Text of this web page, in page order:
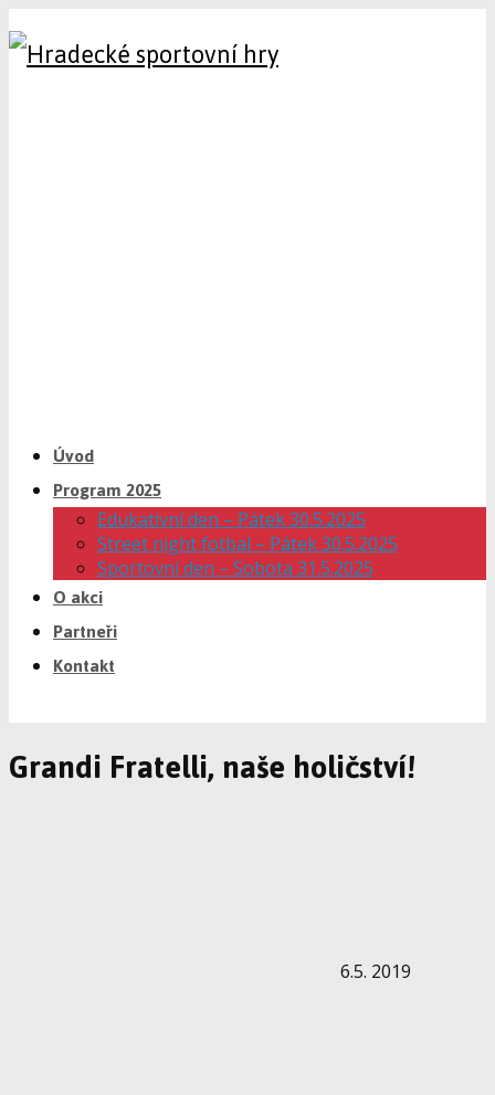
Úvod
Program 2025
Edukativní den – Pátek 30.5.2025
Street night fotbal – Pátek 30.5.2025
Sportovní den – Sobota 31.5.2025
O akci
Partneři
Kontakt
Grandi Fratelli, naše holičství!
6.5. 2019